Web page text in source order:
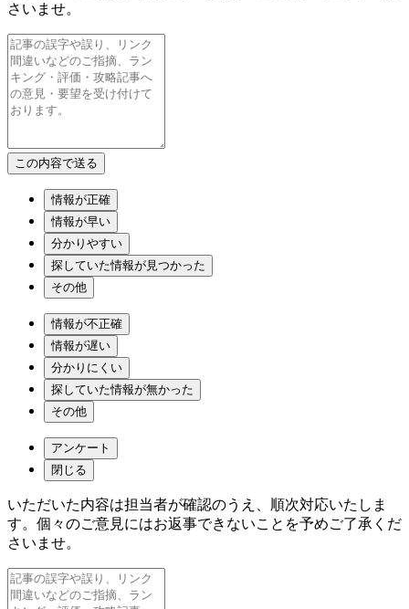
さいませ。
情報が正確
情報が早い
分かりやすい
探していた情報が見つかった
その他
情報が不正確
情報が遅い
分かりにくい
探していた情報が無かった
その他
アンケート
閉じる
いただいた内容は担当者が確認のうえ、順次対応いたしま
す。個々のご意見にはお返事できないことを予めご了承くだ
さいませ。